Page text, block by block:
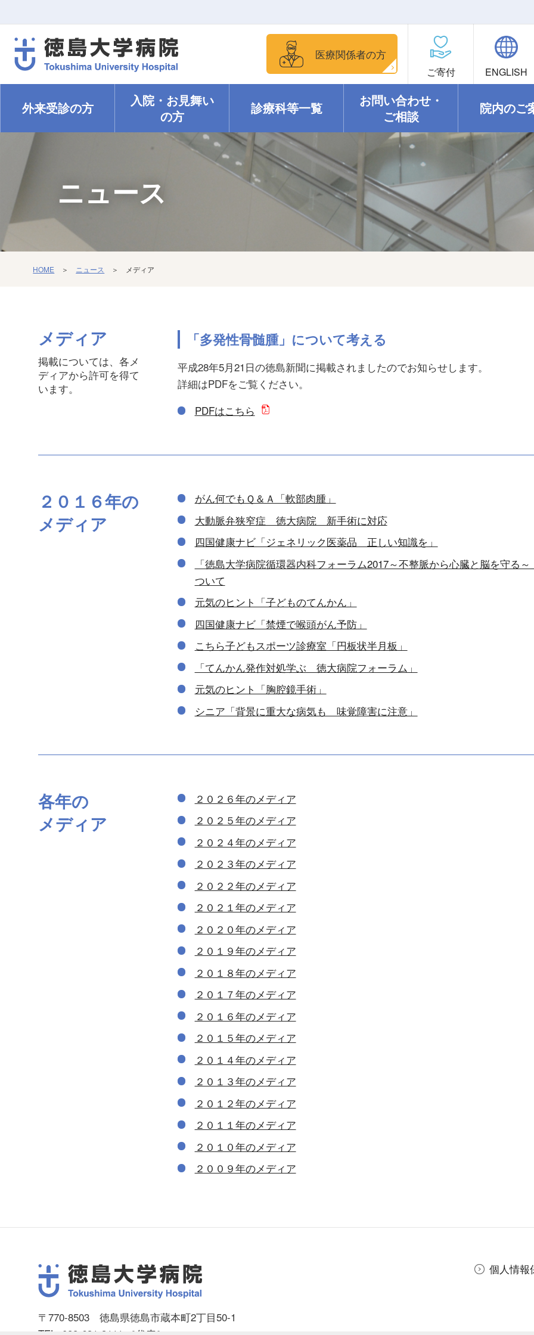
医療関係者の方
ご寄付 ENGLISH
外来受診の方 入院・ お見舞い
の方
診療科等一覧
お問い合わせ・
ご相談
院内のご
ニュース
HOME ＞ ニュース ＞ メディア
メディア
掲載については、各メ
ディアから許可を得て
います。
「多発性骨髄腫」について考える
平成28年5月21日の徳島新聞に掲載されましたのでお知らせします。
詳細はPDFをご覧ください。
PDFはこちら
２０１６年の
メディア
がん何でもＱ＆Ａ「軟部肉腫」
大動脈弁狭窄症 徳大病院 新手術に対応
四国健康ナビ「ジェネリック医薬品 正しい知識を」
「徳島大学病院循環器内科フォーラム2017～不整脈から心臓と脳を守る
ついて
元気のヒント「子どものてんかん」
四国健康ナビ「禁煙で喉頭がん予防」
こちら子どもスポーツ診療室「円板状半月板」
「てんかん発作対処学ぶ 徳大病院フォーラム」
元気のヒント「胸腔鏡手術」
シニア「背景に重大な病気も 味覚障害に注意」
各年の
メディア
２０２６年のメディア
２０２５年のメディア
２０２４年のメディア
２０２３年のメディア
２０２２年のメディア
２０２１年のメディア
２０２０年のメディア
２０１９年のメディア
２０１８年のメディア
２０１７年のメディア
２０１６年のメディア
２０１５年のメディア
２０１４年のメディア
２０１３年のメディア
２０１２年のメディア
２０１１年のメディア
２０１０年のメディア
２００９年のメディア
〒770-8503 徳島県徳島市蔵本町2丁目50-1
個人情報